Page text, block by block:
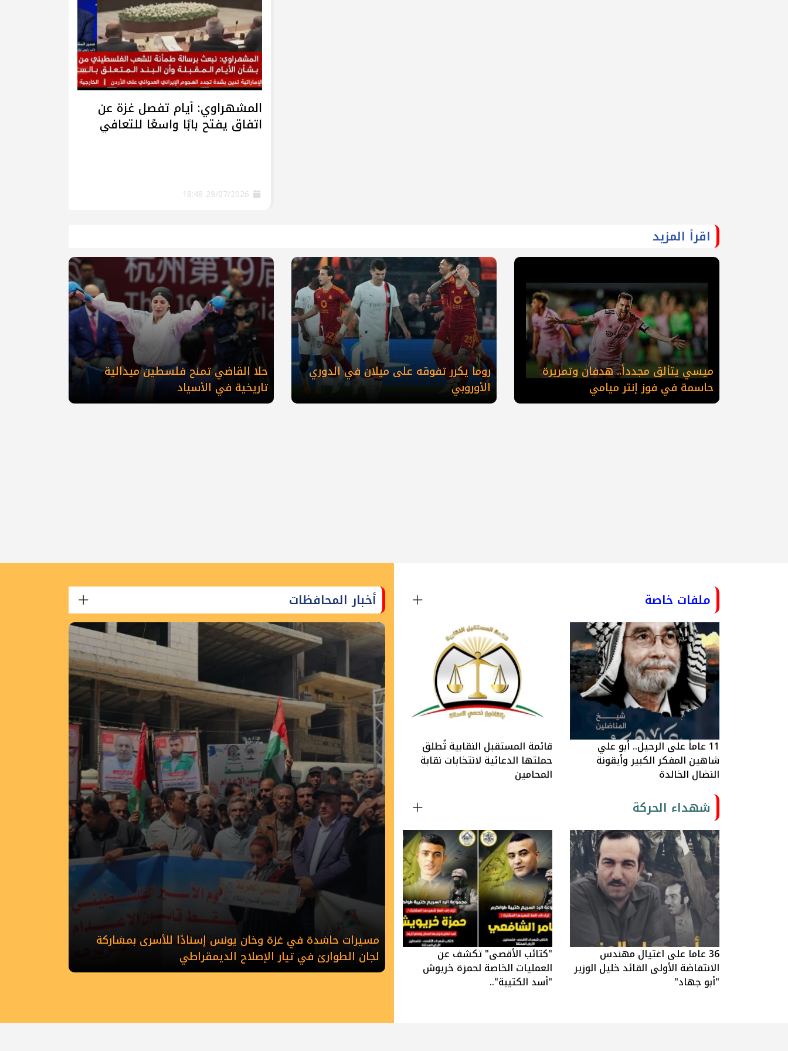
المشهراوي: أيام تفصل غزة عن
اتفاق يفتح بابًا واسعًا للتعافي
اقرأ المزيد
ميسي يتألق مجدداً.. هدفان وتمريرة
حاسمة في فوز إنتر ميامي
روما يكرر تفوقه على ميلان في الدوري
الأوروبي
حلا القاضي تمنح فلسطين ميدالية
تاريخية في الأسياد
ملفات خاصة
11 عاماً على الرحيل.. أبو علي
شاهين المفكر الكبير وأيقونة
النضال الخالدة
قائمة المستقبل النقابية تُطلق
حملتها الدعائية لانتخابات نقابة
المحامين
شهداء الحركة
36 عاما على اغتيال مهندس
الانتفاضة الأولى القائد خليل الوزير
"أبو جهاد"
"كتائب الأقصى" تكشف عن
العمليات الخاصة لحمزة خريوش
"أسد الكتيبة"..
أخبار المحافظات
مسيرات حاشدة في غزة وخان يونس إسنادًا للأسرى بمشاركة
لجان الطوارئ في تيار الإصلاح الديمقراطي